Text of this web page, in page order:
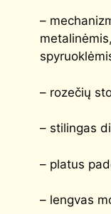
–
– rozečių
– stilingas
– platus
– lengvas